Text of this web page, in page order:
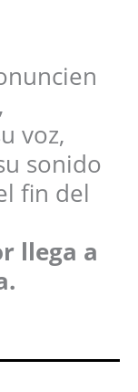
voz,
sonido
fin del
llega a